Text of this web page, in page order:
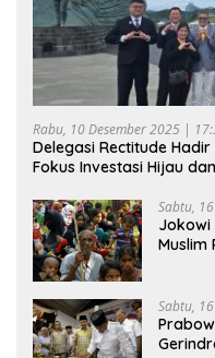
Rabu, 10 Desember 2025 |
Delegasi Rectitude Hadir
Fokus Investasi Hijau
Sabtu,
Jokowi
Muslim
Sabtu,